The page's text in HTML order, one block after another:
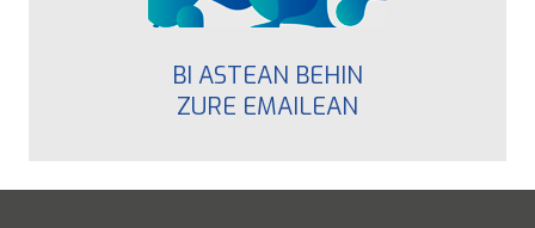
BI ASTEAN BEHIN
ZURE EMAILEAN